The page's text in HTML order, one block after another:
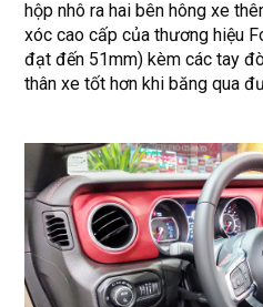
hộp nhô ra hai bên hông xe
xóc cao cấp của thương hiệu
đạt đến 51mm) kèm các tay
thân xe tốt hơn khi băng qua